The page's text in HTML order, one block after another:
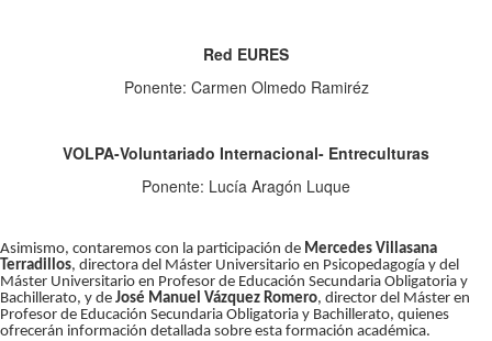
Red EURES
Ponente: Carmen Olmedo Ramiréz
VOLPA-Voluntariado Internacional- Entreculturas
Ponente: Lucía Aragón Luque
Asimismo, contaremos con la participación de Mercedes Villasana
Terradillos, directora del Máster Universitario en Psicopedagogía y del
Máster Universitario en Profesor de Educación Secundaria Obligatoria y
Bachillerato, y de José Manuel Vázquez Romero, director del Máster en
Profesor de Educación Secundaria Obligatoria y Bachillerato, quienes
ofrecerán información detallada sobre esta formación académica.